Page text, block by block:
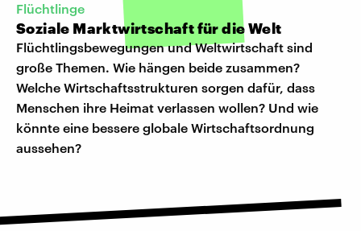
Flüchtlinge
Soziale Marktwirtschaft für die Welt
Flüchtlingsbewegungen und Weltwirtschaft sind
große Themen. Wie hängen beide zusammen?
Welche Wirtschaftsstrukturen sorgen dafür, dass
Menschen ihre Heimat verlassen wollen? Und wie
könnte eine bessere globale Wirtschaftsordnung
aussehen?